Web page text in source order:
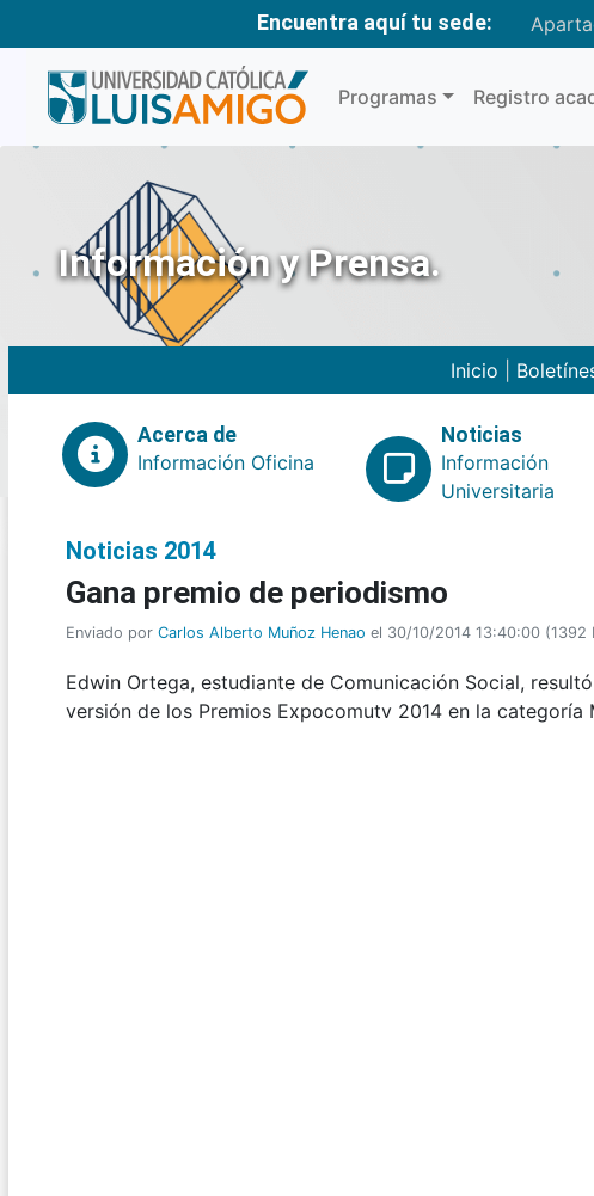
Encuentra aquí tu sede:
Programas Registro
Información y Prensa.
Inicio
Acerca de
Información Oficina
Noticias
Información
Universitaria
Noticias 2014
Gana premio de periodismo
Enviado por Carlos Alberto Muñoz Henao el 30/10/2014 13:40:00 (1392
Edwin Ortega, estudiante de Comunicación Social,
versión de los Premios Expocomutv 2014 en la